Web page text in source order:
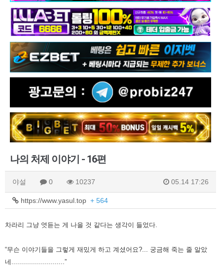
나의 처제 이야기 - 16편
야설 0 10237 05.14 17:26
https://www.yasul.top + 564
차라리 그냥 엿듣는 게 나을 것 같다는 생각이 들었다.
“무슨 이야기들을 그렇게 재밌게 하고 계셨어요?... 궁금해 죽는 줄 알았
네...........................”